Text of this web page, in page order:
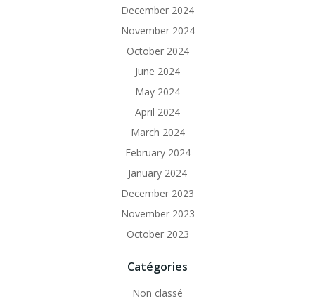
December 2024
November 2024
October 2024
June 2024
May 2024
April 2024
March 2024
February 2024
January 2024
December 2023
November 2023
October 2023
Catégories
Non classé